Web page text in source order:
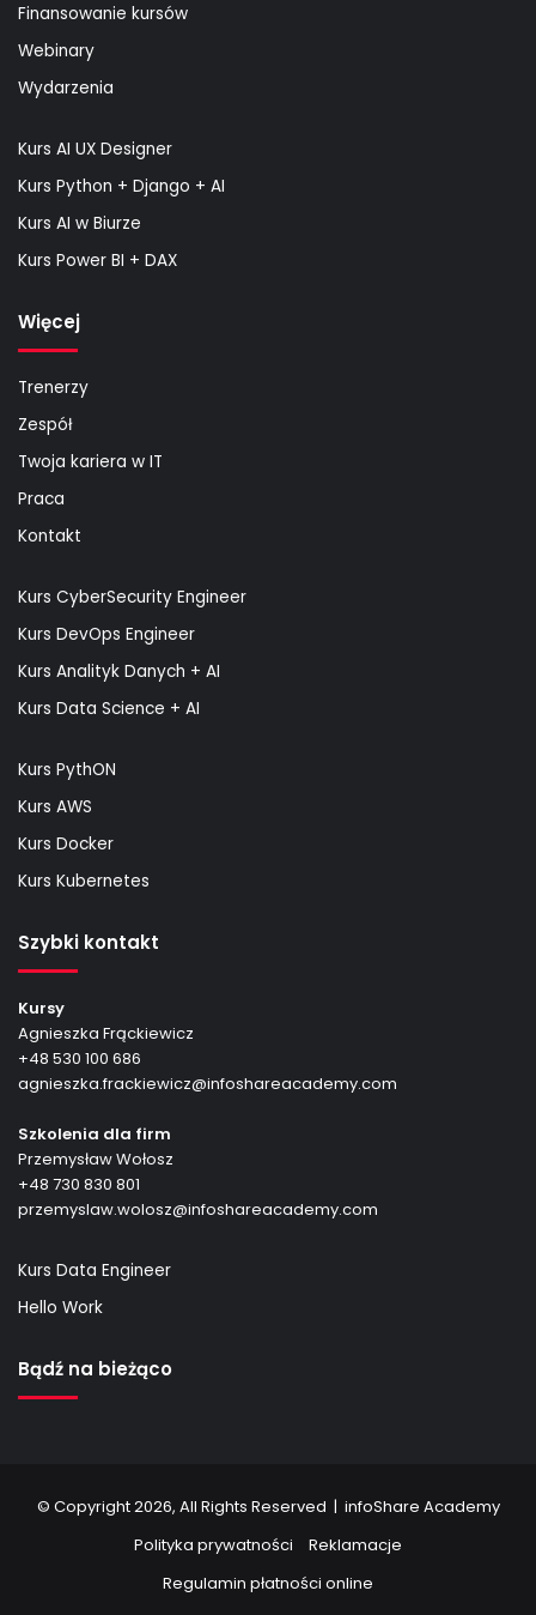
Finansowanie kursów
Webinary
Wydarzenia
Kurs AI UX Designer
Kurs Python + Django + AI
Kurs AI w Biurze
Kurs Power BI + DAX
Więcej
Trenerzy
Zespół
Twoja kariera w IT
Praca
Kontakt
Kurs CyberSecurity Engineer
Kurs DevOps Engineer
Kurs Analityk Danych + AI
Kurs Data Science + AI
Kurs PythON
Kurs AWS
Kurs Docker
Kurs Kubernetes
Szybki kontakt
Kursy
Agnieszka Frąckiewicz
+48 530 100 686
agnieszka.frackiewicz@infoshareacademy.com
Szkolenia dla firm
Przemysław Wołosz
+48 730 830 801
przemyslaw.wolosz@infoshareacademy.com
Kurs Data Engineer
Hello Work
Bądź na bieżąco
© Copyright 2026, All Rights Reserved | infoShare Academy
Polityka prywatności
Reklamacje
Regulamin płatności online